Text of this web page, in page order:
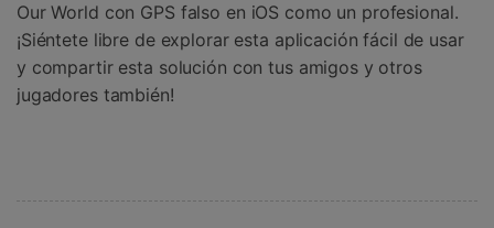
Our World con GPS falso en iOS como un profesional.
¡Siéntete libre de explorar esta aplicación fácil de usar
y compartir esta solución con tus amigos y otros
jugadores también!